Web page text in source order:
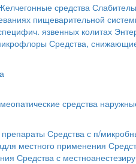
средства
пищеварительной
язвенных колитах
Средства, снижающие
средства
Средства с п/
местного применения
Средства с